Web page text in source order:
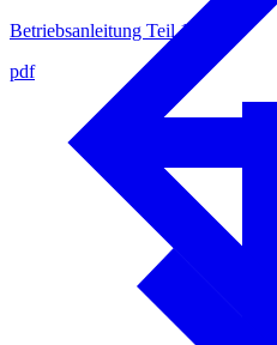
Betriebsanleitung Teil 1
pdf